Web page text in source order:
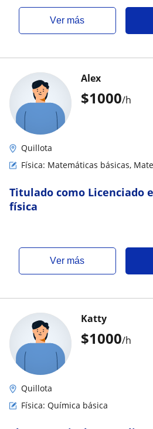
ver más
$1000/h
Alex
Quillota
Física: Matemáticas básicas,
Titulado como Licenciado
física
ver más
$1000/h
Katty
Quillota
Física: Química básica